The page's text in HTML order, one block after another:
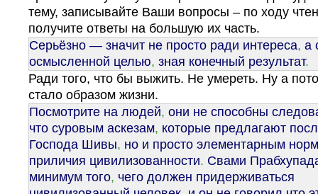
тему, записывайте Ваши вопросы – по ходу
получите ответы на большую их часть.
Серьёзно — значит не просто ради интереса, а
осмысленной целью, зная конечный результат.
Ради того, что бы выжить. Не умереть. Ну а
стало образом жизни.
Посмотрите на людей, они не способны
что суровым аскезам, которые предлагают
Господа Шивы, но и просто элементарным
приличия цивилизованности. Свами
минимум того, чего должен придерживаться